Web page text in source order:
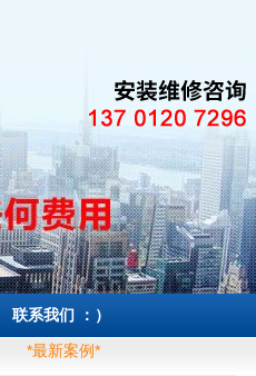
联系我们 ：）
*最新案例*